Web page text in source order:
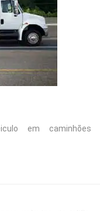
em caminhões